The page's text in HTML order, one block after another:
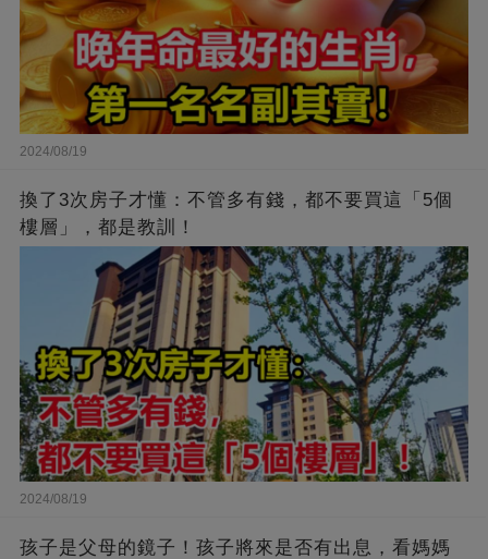
2024/08/19
換了3次房子才懂：不管多有錢，都不要買這「5個
樓層」，都是教訓！
2024/08/19
孩子是父母的鏡子！孩子將來是否有出息，看媽媽